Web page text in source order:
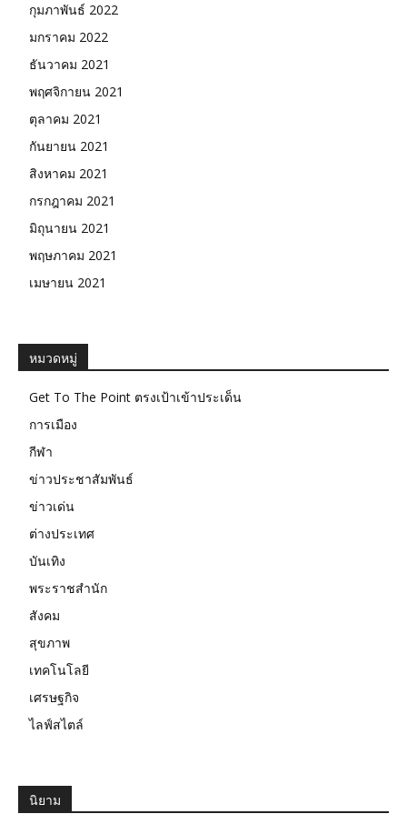
กุมภาพันธ์ 2022
มกราคม 2022
ธันวาคม 2021
พฤศจิกายน 2021
ตุลาคม 2021
กันยายน 2021
สิงหาคม 2021
กรกฎาคม 2021
มิถุนายน 2021
พฤษภาคม 2021
เมษายน 2021
หมวดหมู่
Get To The Point ตรงเป้าเข้าประเด็น
การเมือง
กีฬา
ข่าวประชาสัมพันธ์
ข่าวเด่น
ต่างประเทศ
บันเทิง
พระราชสำนัก
สังคม
สุขภาพ
เทคโนโลยี
เศรษฐกิจ
ไลฟ์สไตล์
นิยาม